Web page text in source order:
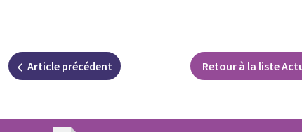
Article précédent Retour à la liste